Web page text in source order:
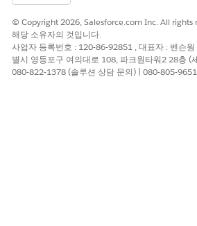
© Copyright 2026, Salesforce.com Inc. All rights
해당 소유자의 것입니다.
사업자 등록번호 : 120-86-92851 , 대표자 : 벤슨
별시 영등포구 여의대로 108, 파크원타워2 28층 (
080-822-1378 (솔루션 상담 문의) | 080-805-